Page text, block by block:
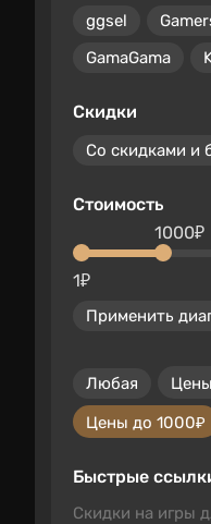
ggsel
GamaGama
Скидки
Со скидками и
Стоимость
1₽
1000₽
Применить
Любая
Цены до 1000₽
Быстрые
Скидки на игры